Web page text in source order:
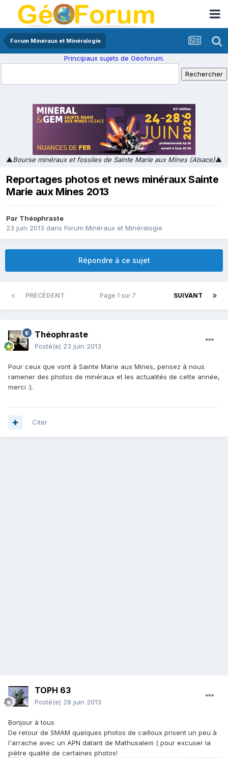
Forum Minéraux et Minéralogie
Principaux sujets de Géoforum.
▲Bourse minéraux et fossiles de Sainte Marie aux Mines (Alsace)▲
Reportages photos et news minéraux Sainte
Marie aux Mines 2013
Par Théophraste
23 juin 2013 dans Forum Minéraux et Minéralogie
Répondre à ce sujet
PRÉCÉDENT SUIVANT
Page 1 sur 7
Théophraste
Posté(e) 23 juin 2013
Pour ceux que vont à Sainte Marie aux Mines, pensez à nous
ramener des photos de minéraux et les actualités de cette année,
merci :).
Citer
TOPH 63
Posté(e) 28 juin 2013
Bonjour à tous
De retour de SMAM quelques photos de cailloux prisent un peu à
l'arrache avec un APN datant de Mathusalem ( pour excuser la
piètre qualité de certaines photos!